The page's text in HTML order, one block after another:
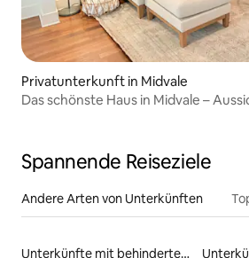
Privatunterkunft in Midvale
Das schönste Haus in Midvale –
Spannende Reiseziele
Andere Arten von Unterkünften
Unterkünfte mit behindertengerechtem Bett